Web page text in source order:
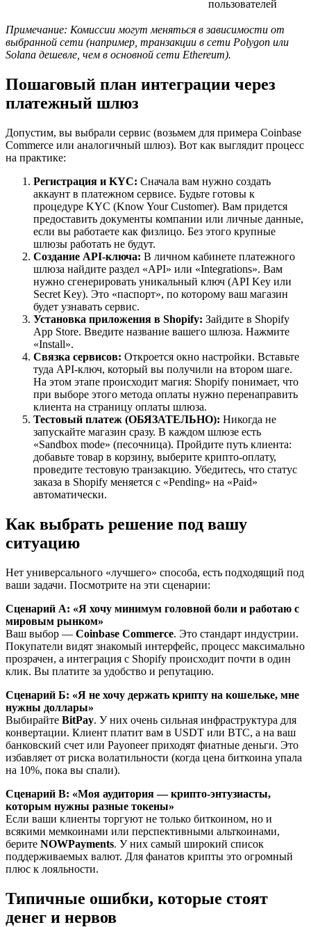
пользователей
Примечание: Комиссии могут меняться в зависимости от
выбранной сети (например, транзакции в сети Polygon или
Solana дешевле, чем в основной сети Ethereum).
Пошаговый план интеграции через
платежный шлюз
Допустим, вы выбрали сервис (возьмем для примера Coinbase
Commerce или аналогичный шлюз). Вот как выглядит процесс
на практике:
Регистрация и KYC: Сначала вам нужно создать
аккаунт в платежном сервисе. Будьте готовы к
процедуре KYC (Know Your Customer). Вам придется
предоставить документы компании или личные данные,
если вы работаете как физлицо. Без этого крупные
шлюзы работать не будут.
Создание API-ключа: В личном кабинете платежного
шлюза найдите раздел «API» или «Integrations». Вам
нужно сгенерировать уникальный ключ (API Key или
Secret Key). Это «паспорт», по которому ваш магазин
будет узнавать сервис.
Установка приложения в Shopify: Зайдите в Shopify
App Store. Введите название вашего шлюза. Нажмите
«Install».
Связка сервисов: Откроется окно настройки. Вставьте
туда API-ключ, который вы получили на втором шаге.
На этом этапе происходит магия: Shopify понимает, что
при выборе этого метода оплаты нужно перенаправить
клиента на страницу оплаты шлюза.
Тестовый платеж (ОБЯЗАТЕЛЬНО): Никогда не
запускайте магазин сразу. В каждом шлюзе есть
«Sandbox mode» (песочница). Пройдите путь клиента:
добавьте товар в корзину, выберите крипто-оплату,
проведите тестовую транзакцию. Убедитесь, что статус
заказа в Shopify меняется с «Pending» на «Paid»
автоматически.
Как выбрать решение под вашу
ситуацию
Нет универсального «лучшего» способа, есть подходящий под
ваши задачи. Посмотрите на эти сценарии:
Сценарий А: «Я хочу минимум головной боли и работаю с
мировым рынком»
Ваш выбор — Coinbase Commerce. Это стандарт индустрии.
Покупатели видят знакомый интерфейс, процесс максимально
прозрачен, а интеграция с Shopify происходит почти в один
клик. Вы платите за удобство и репутацию.
Сценарий Б: «Я не хочу держать крипту на кошельке, мне
нужны доллары»
Выбирайте BitPay. У них очень сильная инфраструктура для
конвертации. Клиент платит вам в USDT или BTC, а на ваш
банковский счет или Payoneer приходят фиатные деньги. Это
избавляет от риска волатильности (когда цена биткоина упала
на 10%, пока вы спали).
Сценарий В: «Моя аудитория — крипто-энтузиасты,
которым нужны разные токены»
Если ваши клиенты торгуют не только биткоином, но и
всякими мемкоинами или перспективными альткоинами,
берите NOWPayments. У них самый широкий список
поддерживаемых валют. Для фанатов крипты это огромный
плюс к лояльности.
Типичные ошибки, которые стоят
денег и нервов